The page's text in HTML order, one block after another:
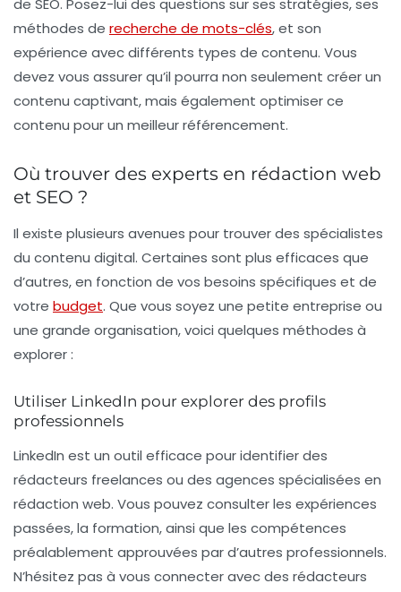
de SEO. Posez-lui des questions sur ses stratégies, ses
méthodes de recherche de mots-clés, et son
expérience avec différents types de contenu. Vous
devez vous assurer qu’il pourra non seulement créer un
contenu captivant, mais également optimiser ce
contenu pour un meilleur référencement.
Où trouver des experts en rédaction web
et SEO ?
Il existe plusieurs avenues pour trouver des spécialistes
du contenu digital. Certaines sont plus efficaces que
d’autres, en fonction de vos besoins spécifiques et de
votre budget. Que vous soyez une petite entreprise ou
une grande organisation, voici quelques méthodes à
explorer :
Utiliser LinkedIn pour explorer des profils
professionnels
LinkedIn est un outil efficace pour identifier des
rédacteurs freelances ou des agences spécialisées en
rédaction web. Vous pouvez consulter les expériences
passées, la formation, ainsi que les compétences
préalablement approuvées par d’autres professionnels.
N’hésitez pas à vous connecter avec des rédacteurs